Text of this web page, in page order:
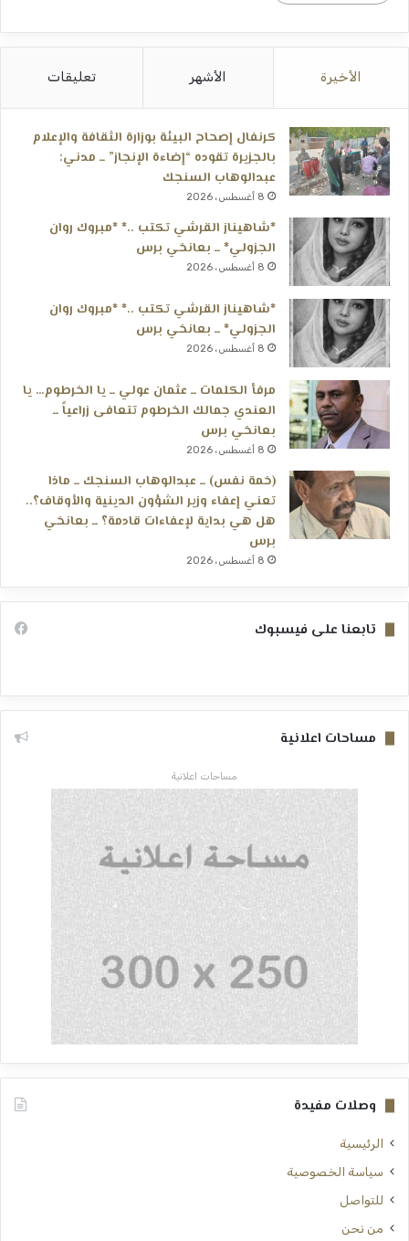
الأخيرة الأشهر تعليقات
كرنفال إصحاح البيئة بوزارة الثقافة والإعلام
بالجزيرة تقوده “إضاءة الإنجاز” ــ مدني:
عبدالوهاب السنجك
8 أغسطس، 2026
*شاهيناز القرشي تكتب ..* *مبروك روان
الجزولي* ــ بعانخي برس
8 أغسطس، 2026
*شاهيناز القرشي تكتب ..* *مبروك روان
الجزولي* ــ بعانخي برس
8 أغسطس، 2026
مرفأ الكلمات ــ عثمان عولي ــ يا الخرطوم… يا
العندي جمالك الخرطوم تتعافى زراعياً ــ
بعانخي برس
8 أغسطس، 2026
(خمة نفس) ــ عبدالوهاب السنجك ــ ماذا
تعني إعفاء وزير الشؤون الدينية والأوقاف؟..
هل هي بداية لإعفاءات قادمة؟ ــ بعانخي
برس
8 أغسطس، 2026
تابعنا على فيسبوك
مساحات اعلانية
مساحات اعلانية
وصلات مفيدة
الرئيسية
سياسة الخصوصية
للتواصل
من نحن